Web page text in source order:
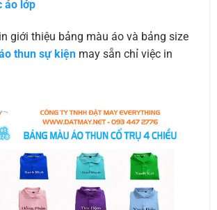
áo lớp
giới thiệu bảng màu áo và bảng size
thun sự kiện may sẵn chỉ việc in